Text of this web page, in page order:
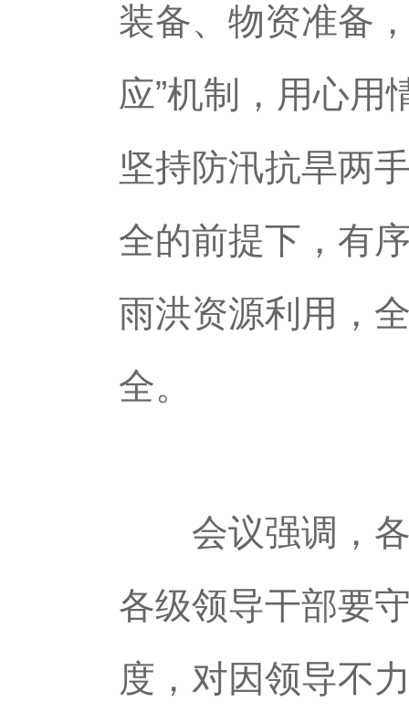
装备、物资准备
应”机制，用心用
坚持防汛抗旱两
全的前提下，有
雨洪资源利用，
全。
会议强调，各
各级领导干部要
度，对因领导不